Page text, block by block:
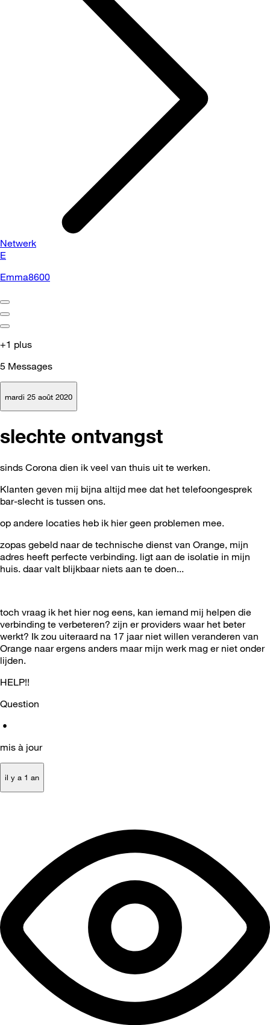
Netwerk
E
Emma8600
+1 plus
5 Messages
mardi 25 août 2020
slechte ontvangst
sinds Corona dien ik veel van thuis uit te werken.
Klanten geven mij bijna altijd mee dat het telefoongesprek
bar-slecht is tussen ons.
op andere locaties heb ik hier geen problemen mee.
zopas gebeld naar de technische dienst van Orange, mijn
adres heeft perfecte verbinding. ligt aan de isolatie in mijn
huis. daar valt blijkbaar niets aan te doen...
toch vraag ik het hier nog eens, kan iemand mij helpen die
verbinding te verbeteren? zijn er providers waar het beter
werkt? Ik zou uiteraard na 17 jaar niet willen veranderen van
Orange naar ergens anders maar mijn werk mag er niet onder
lijden.
HELP!!
Question
•
mis à jour
il y a 1 an